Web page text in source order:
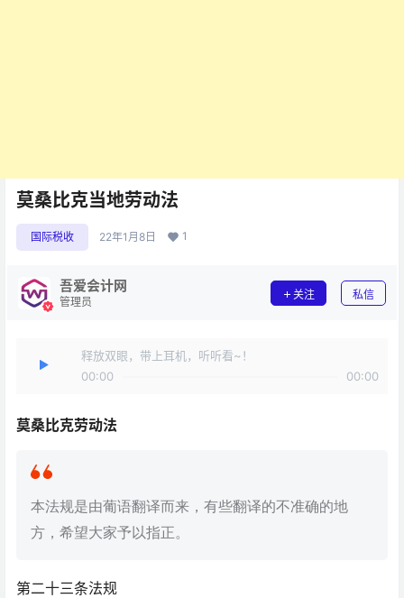
莫桑比克当地劳动法
国际税收 22年1月8日 1
吾爱会计网
管理员
关注 私信
释放双眼，带上耳机，听听看~！
00:00
00:00
莫桑比克劳动法
本法规是由葡语翻译而来，有些翻译的不准确的地
方，希望大家予以指正。
第二十三条法规